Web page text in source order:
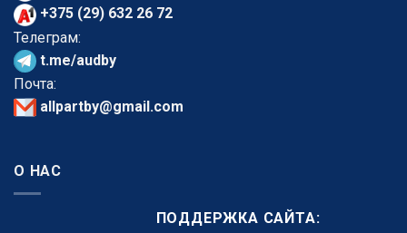
+375 (29) 632 26 72
Телеграм:
t.me/audby
Почта:
allpartby@gmail.com
О НАС
ПОДДЕРЖКА САЙТА: